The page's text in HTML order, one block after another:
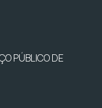
PÚBLICO DE